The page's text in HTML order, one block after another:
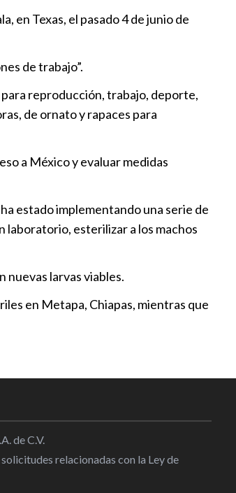
en Texas, el pasado 4 de junio de
de trabajo”.
reproducción, trabajo, deporte,
de ornato y rapaces para
a México y evaluar medidas
estado implementando una serie de
laboratorio, esterilizar a los machos
nuevas larvas viables.
en Metapa, Chiapas, mientras que
de C.V.
relacionadas con la Ley de